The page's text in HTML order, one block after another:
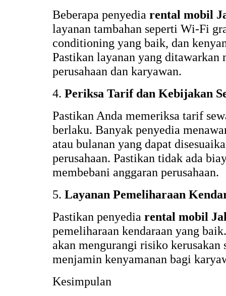
Beberapa penyediarental mobil
layanan tambahan seperti Wi-Fi
conditioning yang baik, dan
Pastikan layanan yang ditawarkan
perusahaan dan karyawan.
4.Periksa Tarif dan Kebijakan
Pastikan Anda memeriksa tarif
berlaku. Banyak penyedia
atau bulanan yang dapat
perusahaan. Pastikan tidak ada
membebani anggaran perusahaan.
5.Layanan Pemeliharaan
Pastikan penyediarental mobil
pemeliharaan kendaraan yang
akan mengurangi risiko kerusakan
menjamin kenyamanan bagi
Kesimpulan